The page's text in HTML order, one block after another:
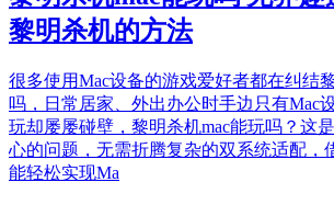
黎明杀机的方法
很多使用Mac设备的游戏爱好者都在纠结
吗，日常居家、外出办公时手边只有Mac
玩却屡屡碰壁，黎明杀机mac能玩吗？这
心的问题，无需折腾复杂的双系统适配，
能轻松实现Ma